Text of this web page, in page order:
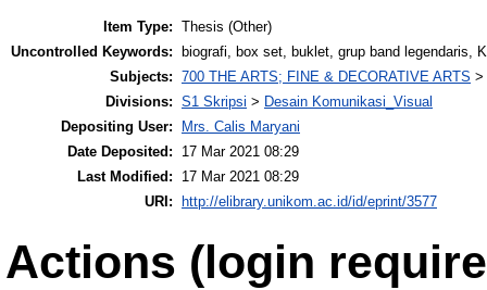
Item Type: Thesis (Other)
Uncontrolled Keywords:
biografi, box set, buklet, grup band legendaris,
Subjects: 700 THE ARTS; FINE & DECORATIVE ARTS >
Divisions: S1 Skripsi > Desain Komunikasi_Visual
Depositing User:
Mrs. Calis Maryani
Date Deposited:
17 Mar 2021 08:29
Last Modified:
17 Mar 2021 08:29
URI:
http://elibrary.unikom.ac.id/id/eprint/3577
Actions (login